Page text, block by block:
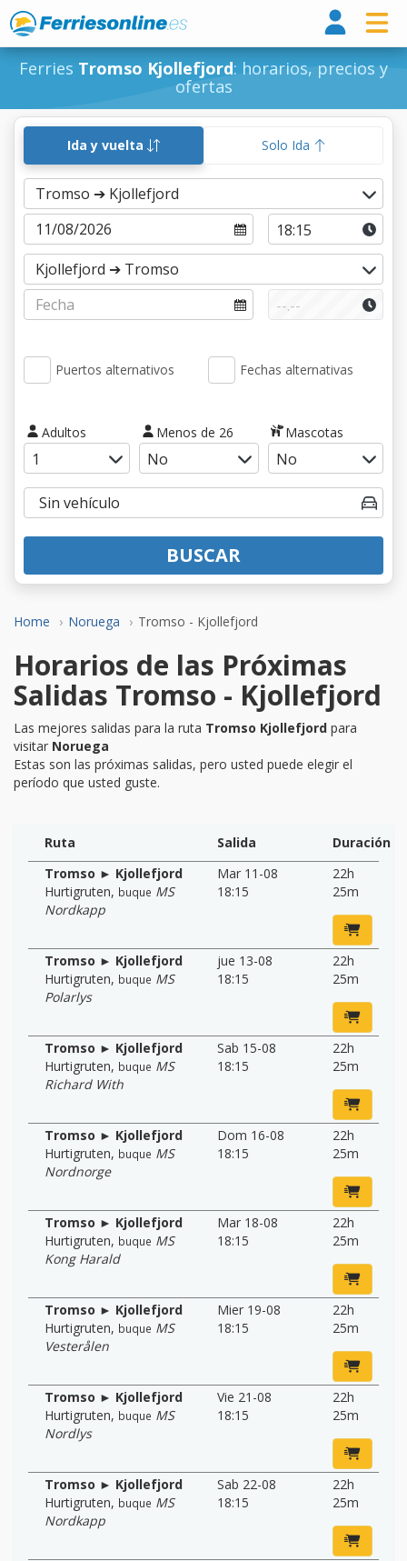
Ferries Tromso Kjollefjord: horarios, precios y
ofertas
Home Noruega Tromso - Kjollefjord
Ida y vuelta Solo Ida
Puertos alternativos Fechas alternativas
Adultos Menos de 26 Mascotas
BUSCAR
Horarios de las Próximas
Salidas Tromso - Kjollefjord
Las mejores salidas para la ruta Tromso Kjollefjord para
visitar Noruega
Estas son las próximas salidas, pero usted puede elegir el
período que usted guste.
Ruta Salida
Duración
Tromso ► Kjollefjord
Hurtigruten, buque MS
Nordkapp
Mar 11-08
18:15
22h
25m
Tromso ► Kjollefjord
Hurtigruten, buque MS
Polarlys
jue 13-08
18:15
22h
25m
Tromso ► Kjollefjord
Hurtigruten, buque MS
Richard With
Sab 15-08
18:15
22h
25m
Tromso ► Kjollefjord
Hurtigruten, buque MS
Nordnorge
Dom 16-08
18:15
22h
25m
Tromso ► Kjollefjord
Hurtigruten, buque MS
Kong Harald
Mar 18-08
18:15
22h
25m
Tromso ► Kjollefjord
Hurtigruten, buque MS
Vesterålen
Mier 19-08
18:15
22h
25m
Tromso ► Kjollefjord
Hurtigruten, buque MS
Nordlys
Vie 21-08
18:15
22h
25m
Tromso ► Kjollefjord
Hurtigruten, buque MS
Nordkapp
Sab 22-08
18:15
22h
25m